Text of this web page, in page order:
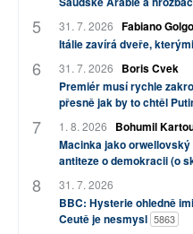
31. 7. 2026 Fabiano Golgo
Itálie zavírá dveře,
31. 7. 2026
Boris Cvek
Premiér musí rychle
přesně jak by to chtěl
1. 8. 2026
Bohumil
Macinka jako
antiteze o demokracii (o
31. 7. 2026
BBC: Hysterie ohledně
Ceutě je nesmysl 5863